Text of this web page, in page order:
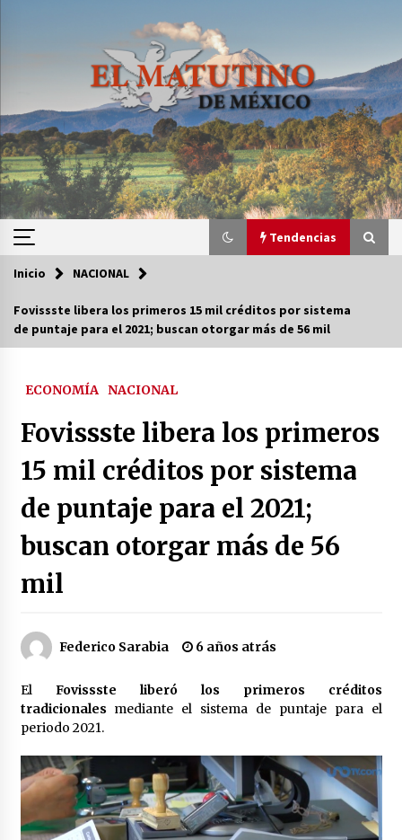
Tendencias
Tendencias
Certificado de Dafne Quintos revela homicidio;
Héctor Díaz-Polanco renuncia a la presidencia
de Morena en la CDMX
3 semanas atrás
SMN alerta por lluvias intensas, granizo y calor
extremo en gran parte de México
3 semanas atrás
3 semanas atrás
y acciones en 20 estados
2 meses atrás
Laura Itzel Castillo será la nueva secretaria de
las Mujeres, anuncia Sheinbaum
Inicio NACIONAL
Fovissste libera los primeros 15 mil créditos por sistema
de puntaje para el 2021; buscan otorgar más de 56 mil
ECONOMÍA NACIONAL
Fovissste libera los primeros
15 mil créditos por sistema
de puntaje para el 2021;
buscan otorgar más de 56
mil
Federico Sarabia 6 años atrás
El Fovissste liberó los primeros créditos
tradicionales mediante el sistema de puntaje para el
periodo 2021.